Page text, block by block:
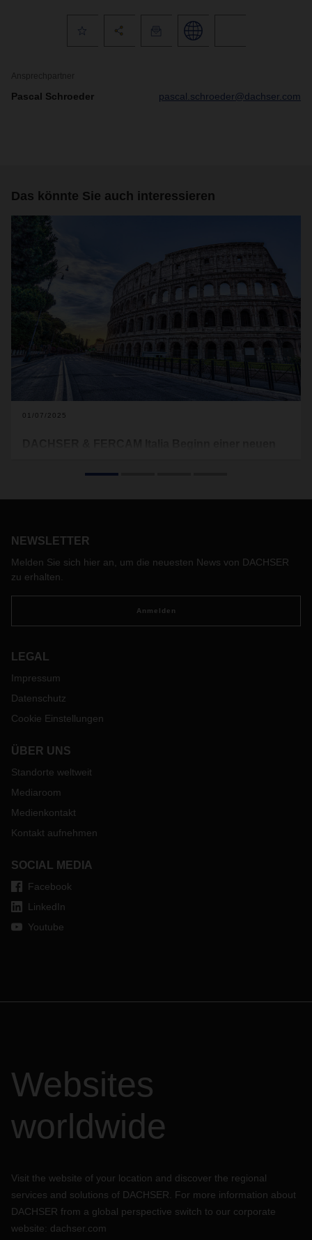
Ansprechpartner
Pascal Schroeder pascal.schroeder@dachser.com
Das könnte Sie auch interessieren
01/07/2025
DACHSER & FERCAM Italia baut DACHSER sein
Davon profitieren Kunden in ganz Europa.
NEWSLETTER
Melden Sie sich hier an, um die neuesten News von DACHSER
zu erhalten.
Anmelden
LEGAL
Impressum
Datenschutz
Cookie Einstellungen
ÜBER UNS
Standorte weltweit
Mediaroom
Medienkontakt
Kontakt aufnehmen
SOCIAL MEDIA
Facebook
LinkedIn
Youtube
Websites
worldwide
Visit the website of your location and discover the regional
services and solutions of DACHSER. For more information about
DACHSER from a global perspective switch to our corporate
website: dachser.com